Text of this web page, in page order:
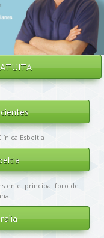
Esbeltia
en el principal foro de